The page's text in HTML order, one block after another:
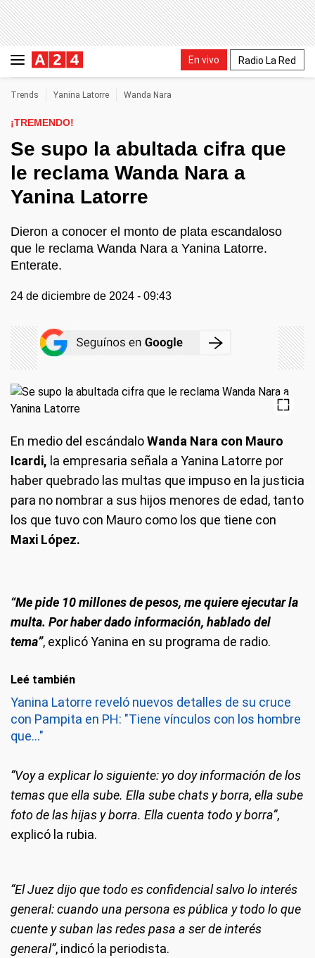
En vivo Radio La Red
Trends Yanina Latorre Wanda Nara
¡TREMENDO!
Se supo la abultada cifra que
le reclama Wanda Nara a
Yanina Latorre
Dieron a conocer el monto de plata escandaloso
que le reclama Wanda Nara a Yanina Latorre.
Enterate.
24 de diciembre de 2024 - 09:43
En medio del escándaloWanda Nara con Mauro
Icardi, la empresaria señala a Yanina Latorre por
haber quebrado las multas que impuso en la justicia
para no nombrar a sus hijos menores de edad, tanto
los que tuvo con Mauro como los que tiene con
Maxi López.
“Me pide 10 millones de pesos, me quiere ejecutar la
multa. Por haber dado información, hablado del
tema”, explicó Yanina en su programa de radio.
Leé también
Yanina Latorre reveló nuevos detalles de su cruce
con Pampita en PH: "Tiene vínculos con los hombre
que..."
“Voy a explicar lo siguiente: yo doy información de los
temas que ella sube. Ella sube chats y borra, ella sube
foto de las hijas y borra. Ella cuenta todo y borra”,
explicó la rubia.
“El Juez dijo que todo es confidencial salvo lo interés
general: cuando una persona es pública y todo lo que
cuente y suban las redes pasa a ser de interés
general”, indicó la periodista.